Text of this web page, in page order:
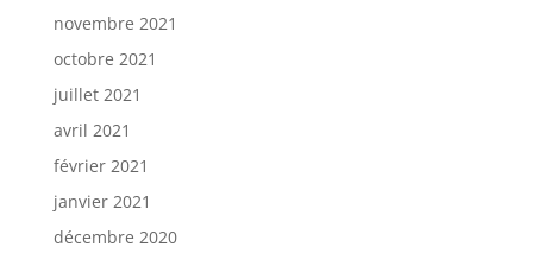
novembre 2021
octobre 2021
juillet 2021
avril 2021
février 2021
janvier 2021
décembre 2020